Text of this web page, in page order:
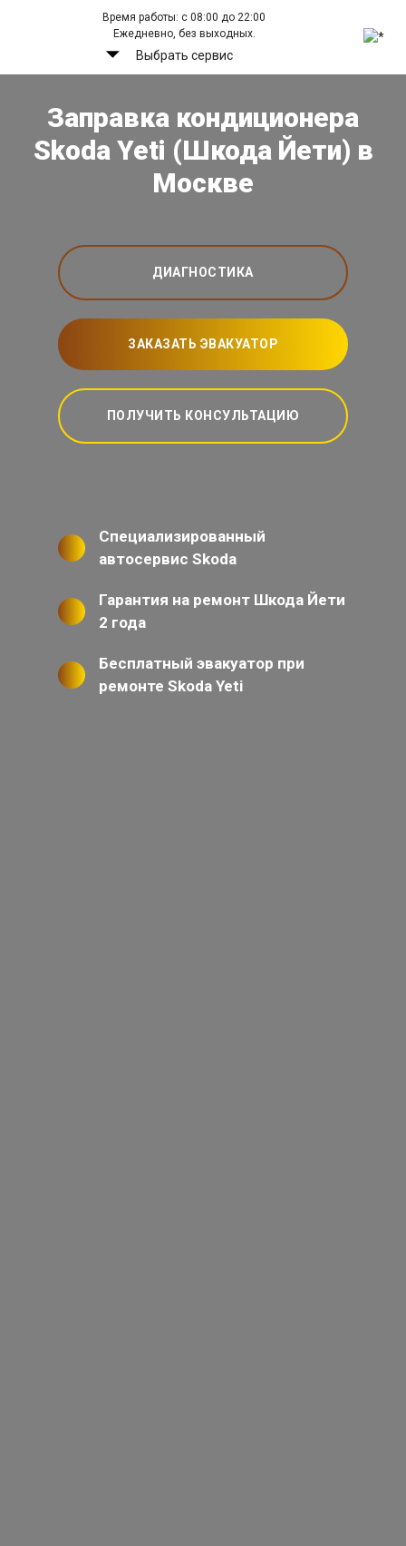
Время работы: с 08:00 до 22:00
Ежедневно, без выходных.
Выбрать сервис
Заправка кондиционера
Skoda Yeti (Шкода Йети) в
Москве
ДИАГНОСТИКА
ЗАКАЗАТЬ ЭВАКУАТОР
ПОЛУЧИТЬ КОНСУЛЬТАЦИЮ
Специализированный
автосервис Skoda
Гарантия на ремонт Шкода Йети
2 года
Бесплатный эвакуатор при
ремонте Skoda Yeti